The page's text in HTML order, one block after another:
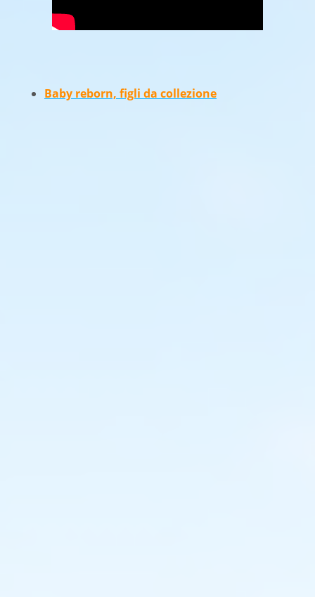
Baby reborn, figli da collezione